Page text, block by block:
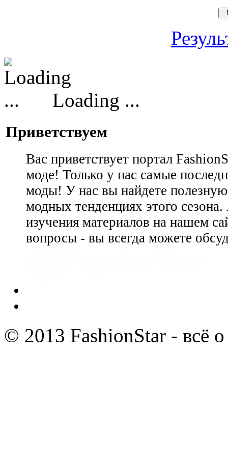
Loading ...
Приветствуем
Вас приветствует портал
моде! Только у нас самые
моды! У нас вы найдете
модных тенденциях этого
изучения материалов на нашем
вопросы - вы всегда можете
© 2013 FashionStar - всё